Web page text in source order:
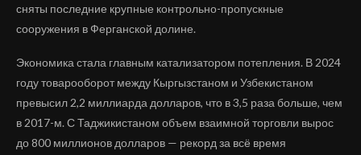
сняты последние крупные контрольно-пропускные
сооружения в Ферганской долине.
Экономика стала главным катализатором потепления. В 2024
году товарооборот между Кыргызстаном и Узбекистаном
превысил 2,2 миллиарда долларов, что в 3,5 раза больше, чем
в 2017-м. С Таджикистаном объем взаимной торговли вырос
до 800 миллионов долларов — рекорд за всё время